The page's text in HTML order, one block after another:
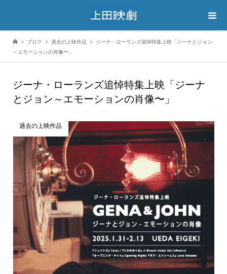
ブログ 過去の上映作品
ジーナ・ローランズ追悼特集上映「ジーナとジョン
～エモーションの肖像〜」
ジーナ・ローランズ追悼特集上映「ジーナ
とジョン～エモーションの肖像〜」
過去の上映作品